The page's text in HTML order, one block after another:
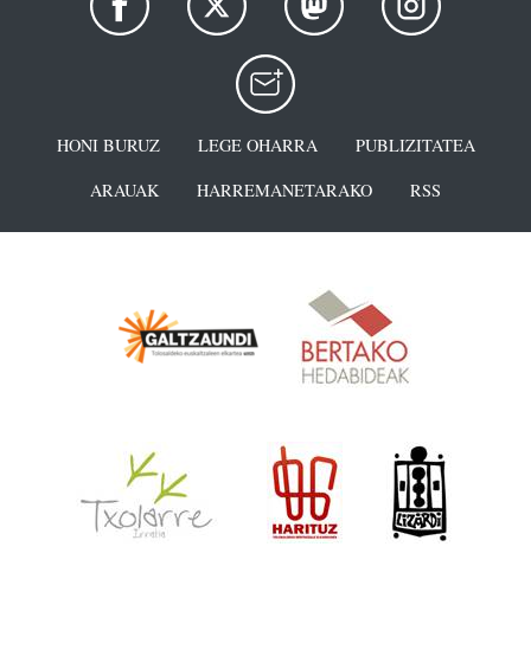
HONI BURUZ LEGE OHARRA
PUBLIZITATEA
ARAUAK
HARREMANETARAKO RSS